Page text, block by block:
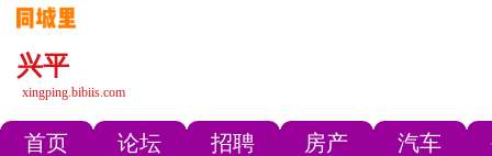
兴平
xingping.bibiis.com
首页 论坛 招聘 房产 汽车